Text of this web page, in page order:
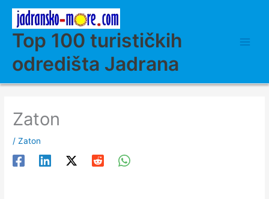
contentTop 100 turističkih
odredišta Jadrana
Zaton
/Zaton